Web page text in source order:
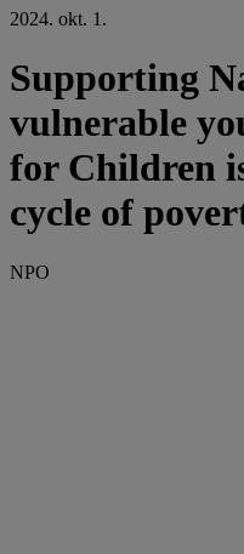
2024. okt. 1.
Supporting
vulnerable
for Children
cycle of
NPO